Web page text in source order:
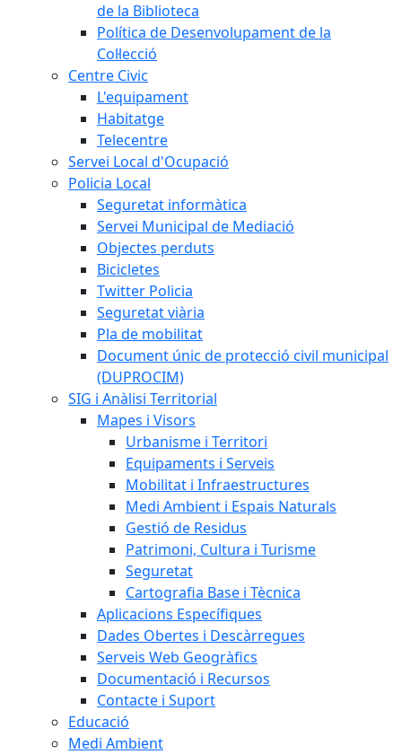
de la Biblioteca
Política de Desenvolupament de la
Col·lecció
Centre Civic
L'equipament
Habitatge
Telecentre
Servei Local d'Ocupació
Policia Local
Seguretat informàtica
Servei Municipal de Mediació
Objectes perduts
Bicicletes
Twitter Policia
Seguretat viària
Pla de mobilitat
Document únic de protecció civil municipal
(DUPROCIM)
SIG i Anàlisi Territorial
Mapes i Visors
Urbanisme i Territori
Equipaments i Serveis
Mobilitat i Infraestructures
Medi Ambient i Espais Naturals
Gestió de Residus
Patrimoni, Cultura i Turisme
Seguretat
Cartografia Base i Tècnica
Aplicacions Específiques
Dades Obertes i Descàrregues
Serveis Web Geogràfics
Documentació i Recursos
Contacte i Suport
Educació
Medi Ambient